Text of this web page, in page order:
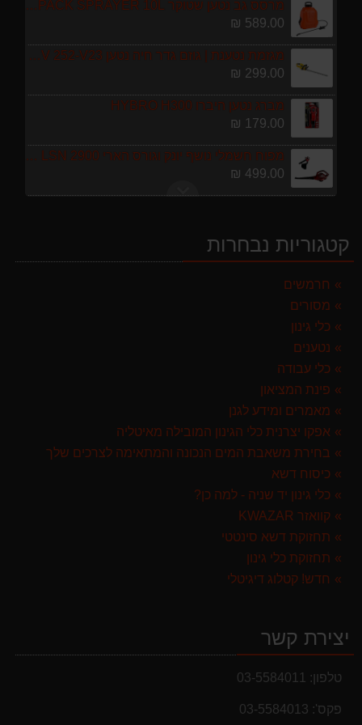
מרסס גב נטען שטוקר STOCKER BACKPACK SPRAYER 10L איטליה
589.00 ₪
מגזמת נטענת | גוזם גדר חיה נטען GARLAND SET KEEPER 20V 252-V23 גוף בלבד
299.00 ₪
מברג נטען היברו HYBRO H300
179.00 ₪
מפוח חשמלי נושף יונק וגורס הארי HARRY LSN 2900
499.00 ₪
299.00 ₪
מברג נטען היברו HYBRO H300
179.00 ₪
499.00 ₪
קטגוריות נבחרות
חרמשים
מסורים
כלי גינון
נטענים
כלי עבודה
פינת המציאון
מאמרים ומידע לגנן
אפקו יצרנית כלי הגינון המובילה מאיטליה
בחירת משאבת המים הנכונה והמתאימה לצרכים שלך
כיסוח דשא
כלי גינון יד שניה - למה כן?
קוואזר KWAZAR
תחזוקת דשא סינטטי
תחזוקת כלי גינון
חדש! קטלוג דיגיטלי
יצירת קשר
טלפון: 03-5584011
פקס': 03-5584013